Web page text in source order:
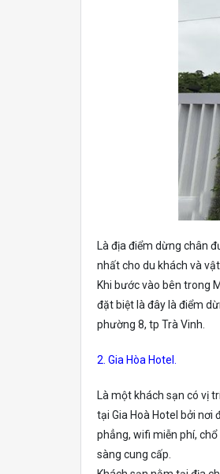
Là địa điểm dừng chân
nhất cho du khách và
Khi bước vào bên trong
đặt biệt là đây là điểm
phường 8, tp Trà Vinh.
2. Gia Hòa Hotel.
Là một khách sạn có vị
tại Gia Hoà Hotel bởi nơi
phẳng, wifi miễn phí,
sàng cung cấp.